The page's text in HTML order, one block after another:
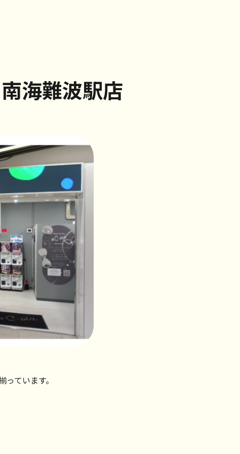
海難波駅店
ています。